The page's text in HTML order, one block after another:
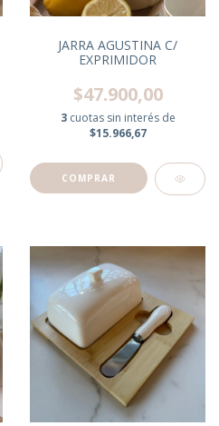
JARRA AGUSTINA C/
EXPRIMIDOR
$47.900,00
3 cuotas sin interés de
$15.966,67